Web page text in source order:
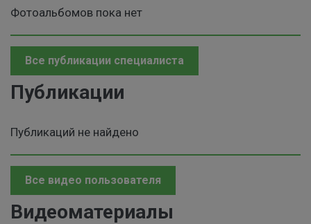
Фотоальбомов пока нет
Все публикации специалиста
Публикации
Публикаций не найдено
Все видео пользователя
Видеоматериалы